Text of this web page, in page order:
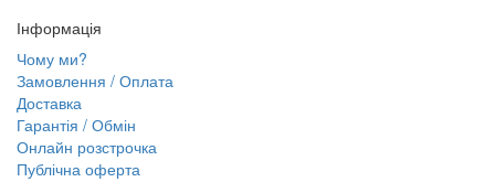
Інформація
Чому ми?
Замовлення / Оплата
Доставка
Гарантія / Обмін
Онлайн розстрочка
Публічна оферта